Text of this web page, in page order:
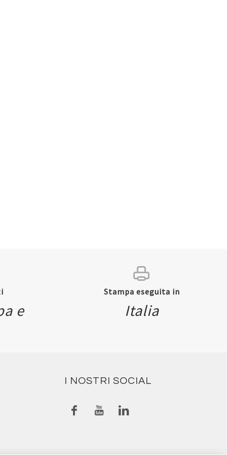
e
Stampa eseguita in
Italia
I NOSTRI SOCIAL